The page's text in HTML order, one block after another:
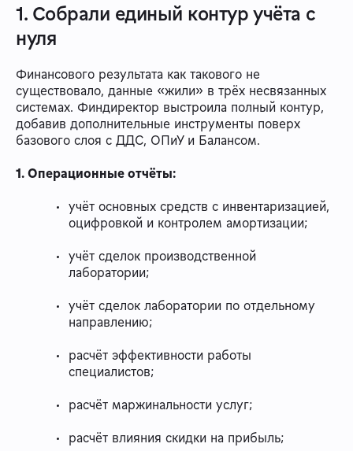
1. Собрали единый контур учёта с
нуля
Финансового результата как такового не
существовало, данные «жили» в трёх несвязанных
системах. Финдиректор выстроила полный контур,
добавив дополнительные инструменты поверх
базового слоя с ДДС, ОПиУ и Балансом.
1. Операционные отчёты:
учёт основных средств с инвентаризацией,
оцифровкой и контролем амортизации;
учёт сделок производственной
лаборатории;
учёт сделок лаборатории по отдельному
направлению;
расчёт эффективности работы
специалистов;
расчёт маржинальности услуг;
расчёт влияния скидки на прибыль;